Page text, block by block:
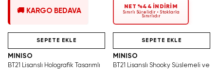
🚚 KARGO BEDAVA
NET %44 İNDİRİM
Sınırlı Sürelidir • Stoklarla
Sınırlıdır
Tükenmeden Satın Al
SEPETE EKLE
MINISO
BT21 Lisanslı Holografik Tasarımlı
Tükenmeden Satın Al
SEPETE EKLE
MINISO
BT21 Lisanslı Shooky Süslemeli ve